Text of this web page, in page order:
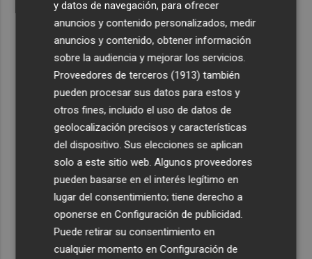
y datos de navegación, para ofrecer
anuncios y contenido personalizados, medir
anuncios y contenido, obtener información
sobre la audiencia y mejorar los servicios.
Proveedores de terceros (1913) también
pueden procesar sus datos para estos y
otros fines, incluido el uso de datos de
geolocalización precisos y características
del dispositivo. Sus elecciones se aplican
solo a este sitio web. Algunos proveedores
pueden basarse en el interés legítimo en
lugar del consentimiento; tiene derecho a
oponerse enConfiguración de publicidad
Puede retirar su consentimiento en
cualquier momento enConfiguración de